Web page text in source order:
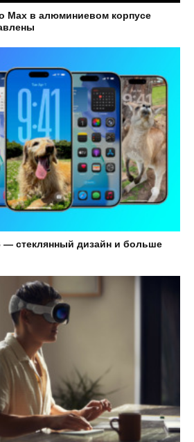
Max в алюминиевом корпусе
— стеклянный дизайн и больше